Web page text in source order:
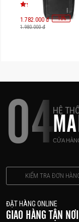
1.782.000 đ -10%
1.980.000 đ
04HỆ
CỬA
KIỂM TRA ĐƠN
ĐẶT HÀNG ONLINE
GIAO HÀNG TẬN NƠI